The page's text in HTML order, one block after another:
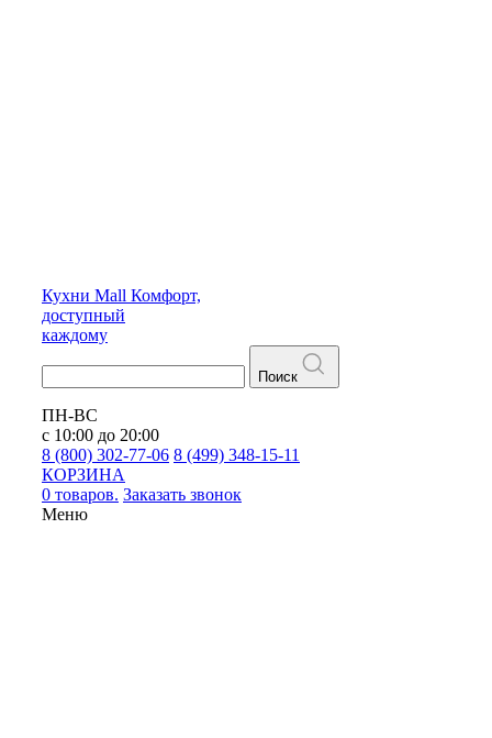
Кухни Mall Комфорт,
доступный
каждому
Поиск
ПН-ВС
с 10:00 до 20:00
8 (800) 302-77-06 8 (499) 348-15-11
КОРЗИНА
0 товаров. Заказать звонок
Меню